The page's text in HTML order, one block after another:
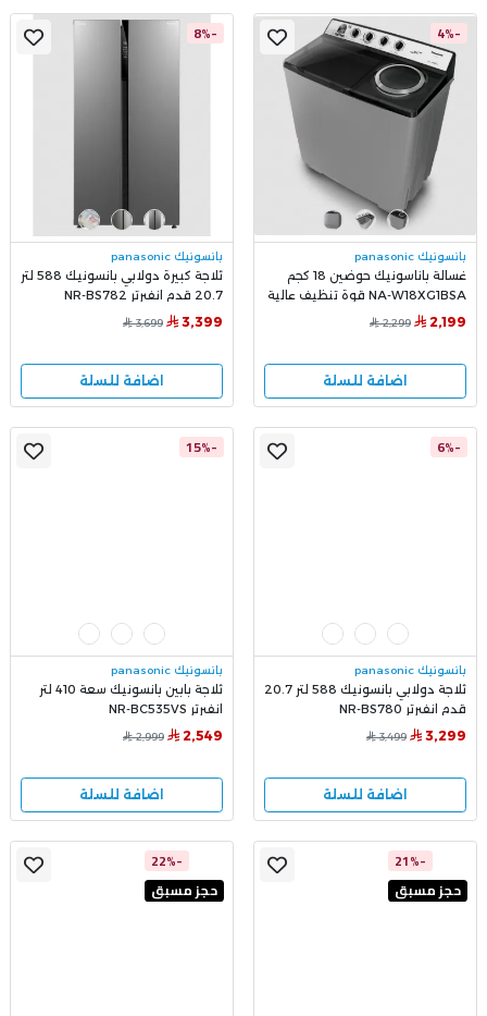
-4%
بانسونيك panasonic
غسالة باناسونيك حوضين 18 كجم
NA-W18XG1BSA قوة تنظيف عالية
وسعة كبيرة
2,199
2,299
اضافة للسلة
-8%
بانسونيك panasonic
ثلاجة كبيرة دولابي بانسونيك 588 لتر
20.7 قدم انفيرتر NR-BS782
3,399
3,699
اضافة للسلة
-6%
بانسونيك panasonic
ثلاجة دولابي بانسونيك 588 لتر 20.7
قدم انفيرتر NR-BS780
3,299
3,499
اضافة للسلة
-15%
بانسونيك panasonic
ثلاجة بابين بانسونيك سعة 410 لتر
انفيرتر NR-BC535VS
2,549
2,999
اضافة للسلة
-21%
حجز مسبق
-22%
حجز مسبق